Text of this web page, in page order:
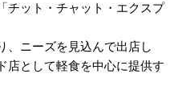
チット・チャット・エクスプ
ニーズを見込んで出店し
店として軽食を中心に提供す